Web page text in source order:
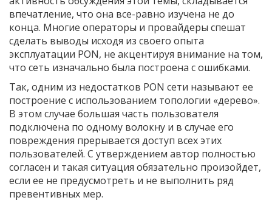
впечатление, что она все-равно изучена не до
конца. Многие операторы и провайдеры спешат
сделать выводы исходя из своего опыта
эксплуатации PON, не акцентируя внимание на том,
что сеть изначально была построена с ошибками.
Так, одним из недостатков PON сети называют ее
построение с использованием топологии «дерево».
В этом случае большая часть пользователя
подключена по одному волокну и в случае его
повреждения прерывается доступ всех этих
пользователей. С утверждением автор полностью
согласен и такая ситуация обязательно произойдет,
если ее не предусмотреть и не выполнить ряд
превентивных мер.